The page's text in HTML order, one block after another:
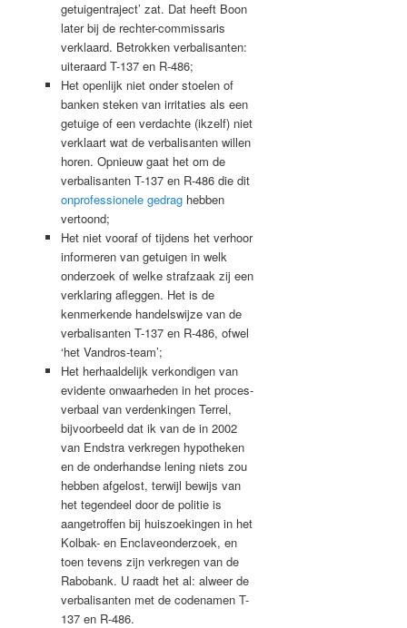
getuigentraject’ zat. Dat heeft Boon
later bij de rechter-commissaris
verklaard. Betrokken verbalisanten:
uiteraard T-137 en R-486;
Het openlijk niet onder stoelen of
banken steken van irritaties als een
getuige of een verdachte (ikzelf) niet
verklaart wat de verbalisanten willen
horen. Opnieuw gaat het om de
verbalisanten T-137 en R-486 die dit
onprofessionele gedraghebben
vertoond;
Het niet vooraf of tijdens het verhoor
informeren van getuigen in welk
onderzoek of welke strafzaak zij een
verklaring afleggen. Het is de
kenmerkende handelswijze van de
verbalisanten T-137 en R-486, ofwel
‘het Vandros-team’;
Het herhaaldelijk verkondigen van
evidente onwaarheden in het proces-
verbaal van verdenkingen Terrel,
bijvoorbeeld dat ik van de in 2002
van Endstra verkregen hypotheken
en de onderhandse lening niets zou
hebben afgelost, terwijl bewijs van
het tegendeel door de politie is
aangetroffen bij huiszoekingen in het
Kolbak- en Enclaveonderzoek, en
toen tevens zijn verkregen van de
Rabobank. U raadt het al: alweer de
verbalisanten met de codenamen T-
137 en R-486.